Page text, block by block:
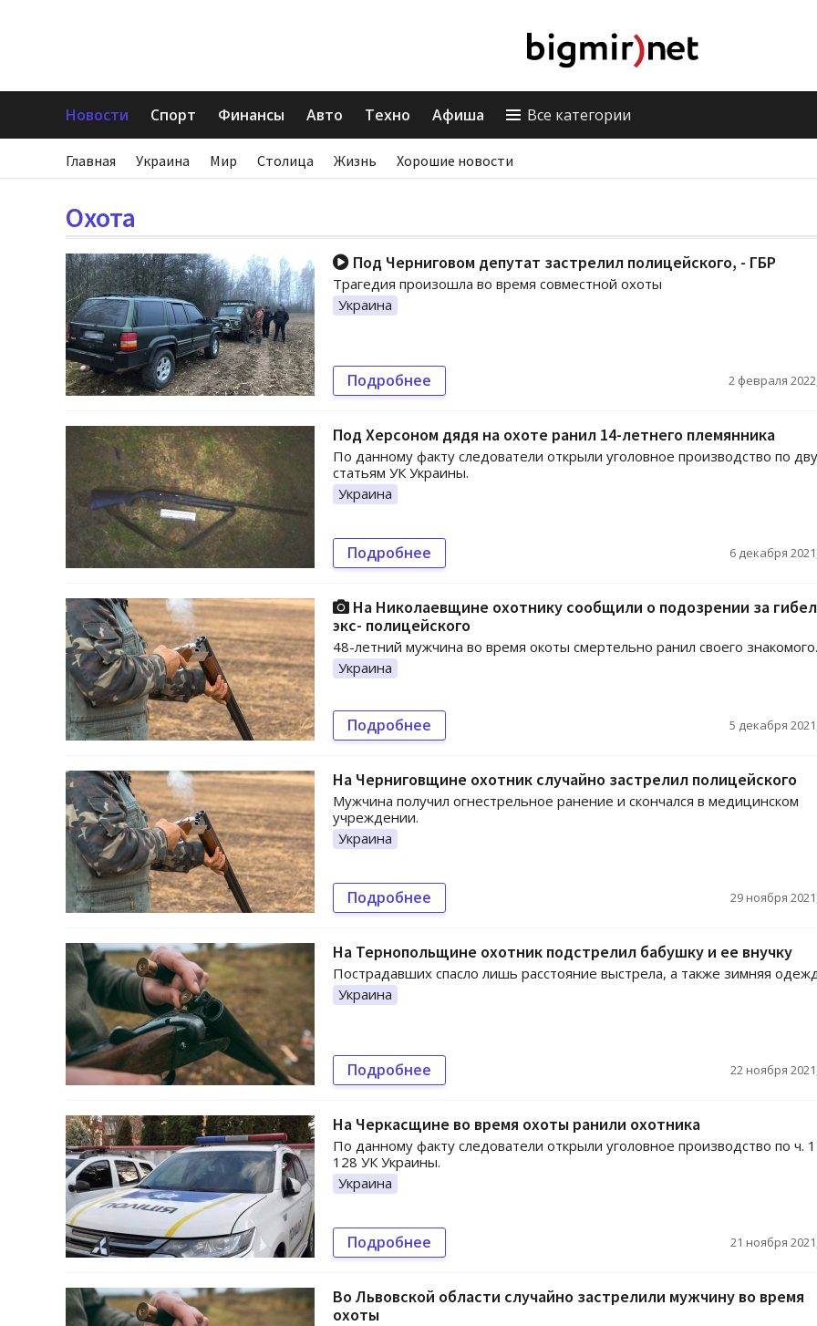
Новости Спорт Финансы Авто Техно Афиша Все категории
Главная Украина Мир Столица Жизнь Хорошие новости
Охота
Под Черниговом депутат застрелил полицейского, - ГБР
Трагедия произошла во время совместной охоты
Украина
Подробнее 2 февраля
Под Херсоном дядя на охоте ранил 14-летнего племянника
По данному факту следователи открыли уголовное производство по
статьям УК Украины.
Украина
Подробнее 6 декабря
На Николаевщине охотнику сообщили о подозрении за
экс- полицейского
48-летний мужчина во время окоты смертельно ранил своего знакомого.
Украина
Подробнее 5 декабря
На Черниговщине охотник случайно застрелил полицейского
Мужчина получил огнестрельное ранение и скончался в медицинском
учреждении.
Украина
Подробнее 29 ноября
На Тернопольщине охотник подстрелил бабушку и ее внучку
Пострадавших спасло лишь расстояние выстрела, а также зимняя
Украина
Подробнее 22 ноября
На Черкасщине во время охоты ранили охотника
По данному факту следователи открыли уголовное производство по ч. 1
128 УК Украины.
Украина
Подробнее 21 ноября
Во Львовской области случайно застрелили мужчину во время
охоты